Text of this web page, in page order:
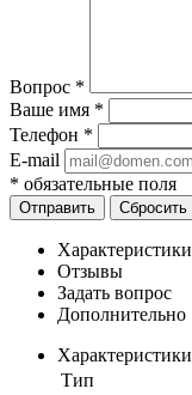
Вопрос *
Ваше имя *
Телефон *
E-mail
* обязательные поля
Отправить Сбросить
Характеристики
Отзывы
Задать вопрос
Дополнительно
Характеристики
Тип